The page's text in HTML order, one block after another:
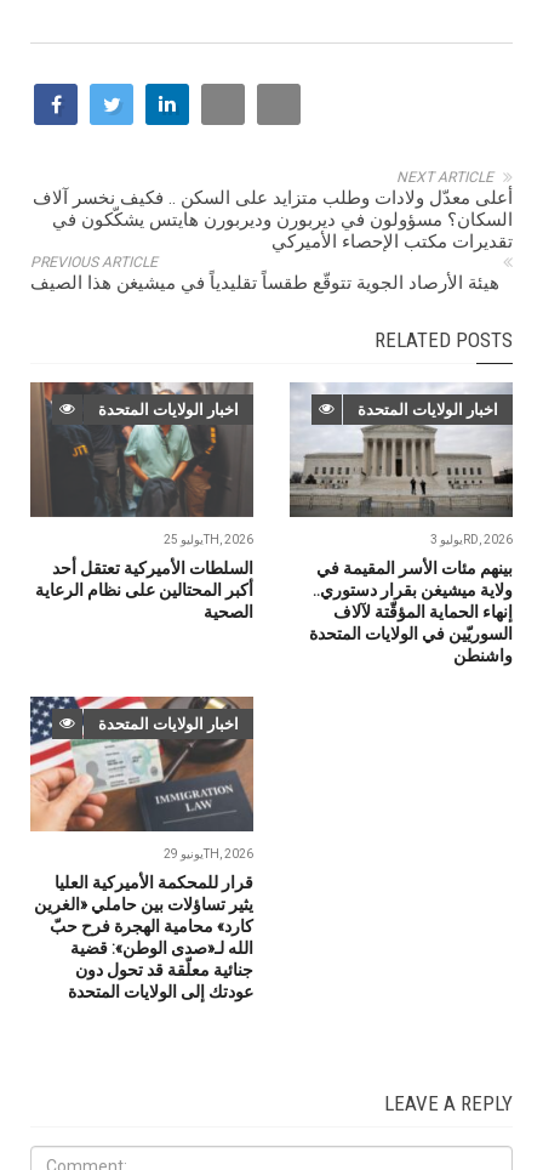
NEXT ARTICLE
‬تقديرات‭ ‬مكتب‭ ‬الإحصاء‭ ‬الأميركي
PREVIOUS ARTICLE
هيئة‭ ‬الأرصاد‭ ‬الجوية‭ ‬تتوقّع‭ ‬طقساً‭ ‬تقليدياً‭ ‬في‭ ‬ميشيغن‭ ‬هذا‭ ‬الصيف
RELATED POSTS
اخبار الولايات المتحدة
يوليو 25TH, 2026
السلطات الأميركية تعتقل أحد
أكبر المحتالين على نظام الرعاية
الصحية
اخبار الولايات المتحدة
يوليو 3RD, 2026
بينهم مئات الأسر المقيمة في
ولاية ميشيغن بقرار دستوري..
إنهاء الحماية المؤقّتة لآلاف
السوريّين في الولايات المتحدة
واشنطن
اخبار الولايات المتحدة
يونيو 29TH, 2026
قرار للمحكمة الأميركية العليا
يثير تساؤلات بين حاملي «الغرين
كارد» محامية الهجرة فرح حبّ
الله لـ«صدى الوطن»: قضية
جنائية معلّقة قد تحول دون
عودتك إلى الولايات المتحدة
LEAVE A REPLY